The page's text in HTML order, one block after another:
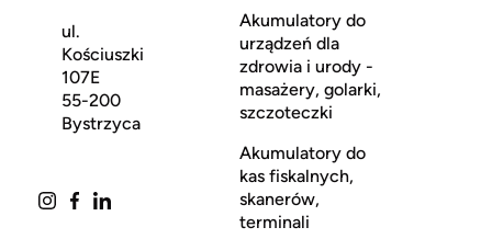
ul.
Kościuszki
107E
55-200
Bystrzyca
Akumulatory do
urządzeń dla
zdrowia i urody -
masażery, golarki,
szczoteczki
Akumulatory do
kas fiskalnych,
skanerów,
terminali